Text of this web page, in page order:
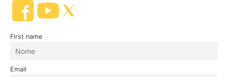
First name
Email